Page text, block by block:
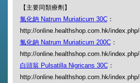
【主要同類療劑】
氯化鈉 Natrum Muriaticum 30C：
http://online.healthshop.com.hk/
氯化鈉 Natrum Muriaticum 200C：
http://online.healthshop.com.hk/
白頭翁 Pulsatilla Nigricans 30C：
http://online.healthshop.com.hk/